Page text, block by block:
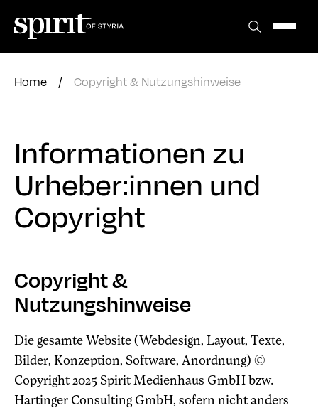
Inhalt
springen
Home
/ Copyright & Nutzungshinweise
Informationen zu
Urheber:innen und
Copyright
Copyright &
Nutzungshinweise
Die gesamte Website (Webdesign, Layout, Texte,
Bilder, Konzeption, Software, Anordnung) ©
Copyright 2025 Spirit Medienhaus GmbH bzw.
Hartinger Consulting GmbH, sofern nicht anders